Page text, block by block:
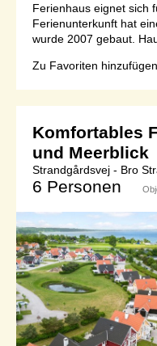
Ferienhaus eignet sich
Ferienunterkunft hat
wurde 2007 gebaut.
Zu Favoriten hinzufügen
Komfortables
und Meerblick
Strandgårdsvej - Bro
6 Personen